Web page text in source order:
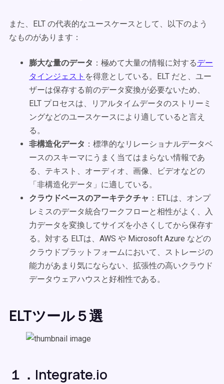
また、ELT の代表的なユースケースとして、以下のよう
なものがあります：
膨大な量のデータ ：極めて大量の情報に対するデー
タインジェスト を得意としている。ELT だと、ユー
ザーは保存する前のデータ変換が必要ないため、
ELT プロセスは、リアルタイムデータのストリーミ
ングなどのユースケースにより適していると言え
る。
非構造化データ ：標準的なリレーショナルデータベ
ースのスキーマにうまく当てはまらない情報であ
る、テキスト、オーディオ、画像、ビデオなどの
「非構造化データ」に適している。
クラウドベースのアーキテクチャ ：ETLは、オンプ
レミスのデータ統合ワークフローと相性がよく、入
力データを変換してサイズを小さくしてから保存す
る。対する ELTは、AWS や Microsoft Azure などの
クラウドプラットフォームにおいて、ストレージの
能力があまり気にならない、拡張性の高いクラウド
データウェアハウスと好相性である。
ELTツール５選
１．Integrate.io